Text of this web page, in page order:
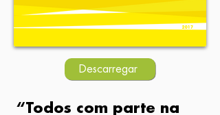
Descarregar
“Todos com parte na